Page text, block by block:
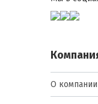
О компании